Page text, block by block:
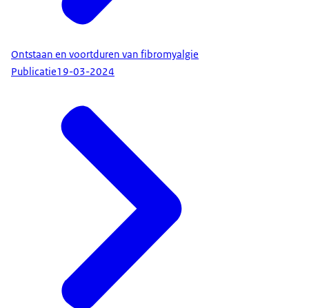
Ontstaan en voortduren van fibromyalgie
Publicatie19-03-2024